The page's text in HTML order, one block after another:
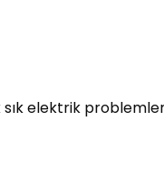
elektrik